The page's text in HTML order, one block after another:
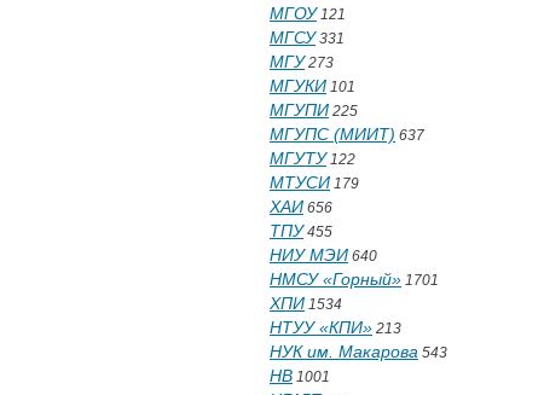
МГОУ121
МГСУ331
МГУ273
МГУКИ 101
МГУПИ 225
МГУПС (МИИТ) 637
МГУТУ122
МТУСИ 179
ХАИ 656
ТПУ455
НИУ МЭИ 640
НМСУ «Горный» 1701
ХПИ 1534
НТУУ «КПИ» 213
НУК им. Макарова 543
НВ 1001